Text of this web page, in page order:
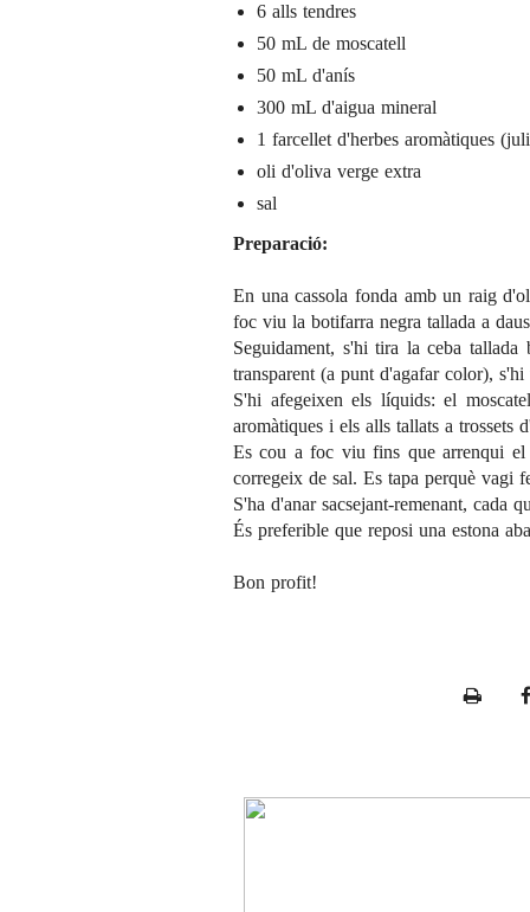
6 alls tendres
50 mL de moscatell
50 mL d'anís
300 mL d'aigua mineral
1 farcellet d'herbes aromàtiques
oli d'oliva verge extra
sal
Preparació:
En una cassola fonda amb un raig
foc viu la botifarra negra tallada a
Seguidament, s'hi tira la ceba
transparent (a punt d'agafar color),
S'hi afegeixen els líquids: el
aromàtiques i els alls tallats a trossets
Es cou a foc viu fins que arrenqui
corregeix de sal. Es tapa perquè vagi
S'ha d'anar sacsejant-remenant, cada
És preferible que reposi una estona
Bon profit!
n